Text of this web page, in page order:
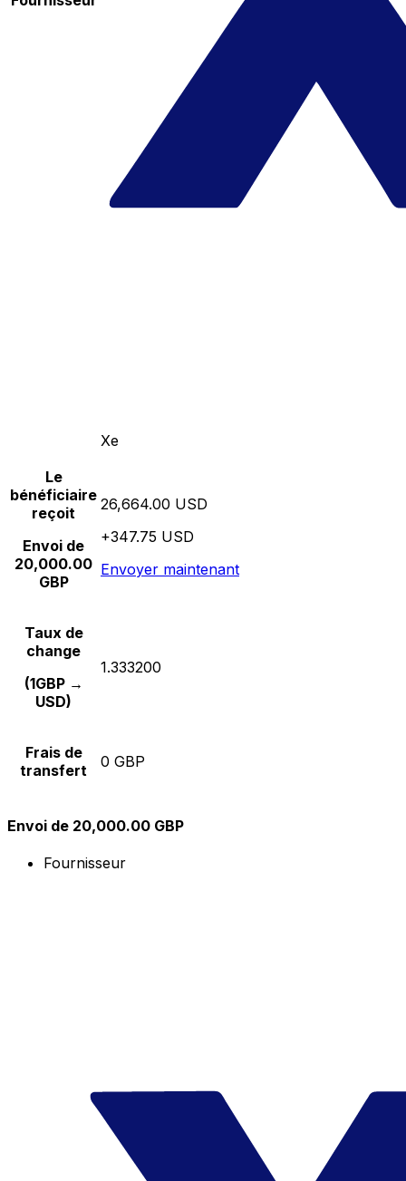
Xe
Le
bénéficiaire
reçoit
Envoi de
20,000.00
GBP
26,664.00 USD
+347.75 USD
Envoyer maintenant
Taux de
change
(1GBP →
USD)
1.333200
Frais de
transfert
0 GBP
Envoi de 20,000.00 GBP
Fournisseur